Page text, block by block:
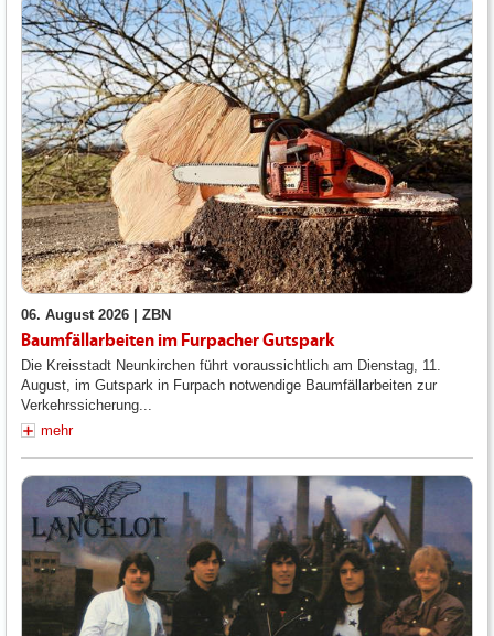
06. August 2026 | ZBN
Baumfällarbeiten im Furpacher Gutspark
Die Kreisstadt Neunkirchen führt voraussichtlich am Dienstag, 11.
August, im Gutspark in Furpach notwendige Baumfällarbeiten zur
Verkehrssicherung...
mehr